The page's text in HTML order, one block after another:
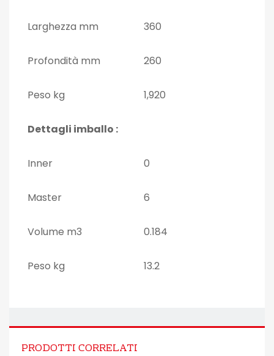
Larghezza mm 360
Profondità mm 260
Peso kg 1,920
Dettagli imballo :
Inner 0
Master 6
Volume m3 0.184
Peso kg 13.2
PRODOTTI CORRELATI